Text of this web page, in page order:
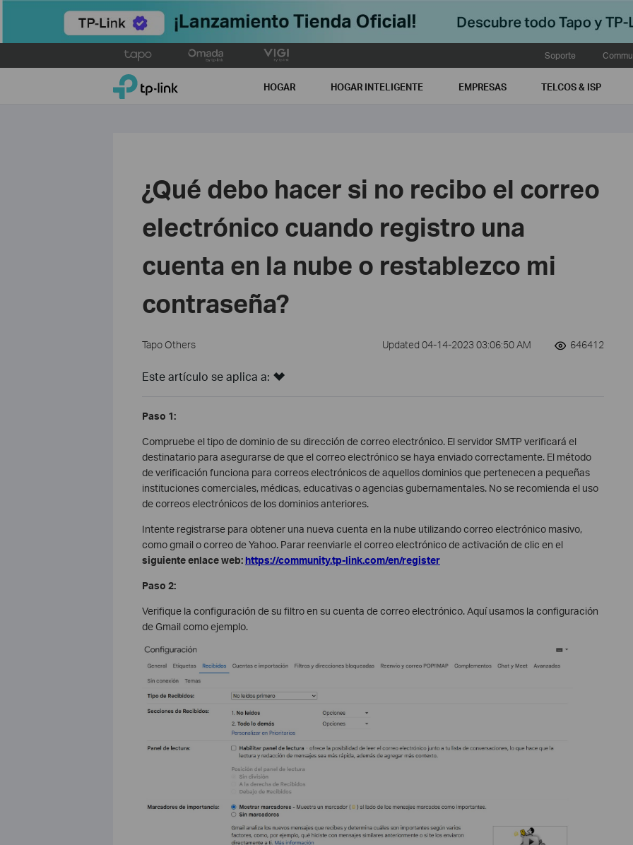
to
Soporte
TP-Link, Reliably Smart HOGAR HOGAR INTELIGENTE EMPRESAS TELCOS & ISP
¿Qué debo hacer si no recibo el correo
electrónico cuando registro una
cuenta en la nube o restablezco mi
contraseña?
Tapo Others Updated 04-14-2023 03:06:50 AM 646412
Este artículo se aplica a:
Paso 1:
Compruebe el tipo de dominio de su dirección de correo electrónico. El servidor SMTP verificará el
destinatario para asegurarse de que el correo electrónico se haya enviado correctamente. El método
de verificación funciona para correos electrónicos de aquellos dominios que pertenecen a pequeñas
instituciones comerciales, médicas, educativas o agencias gubernamentales. No se recomienda el uso
de correos electrónicos de los dominios anteriores.
Intente registrarse para obtener una nueva cuenta en la nube utilizando correo electrónico masivo,
como gmail o correo de Yahoo. Parar reenviarle el correo electrónico de activación de clic en el
siguiente enlace web: https://community.tp-link.com/en/register
Paso 2:
Verifique la configuración de su filtro en su cuenta de correo electrónico. Aquí usamos la configuración
de Gmail como ejemplo.